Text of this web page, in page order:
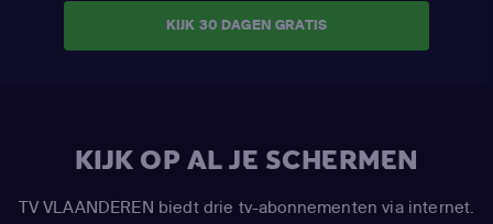
KIJK 30 DAGEN GRATIS
KIJK OP AL JE SCHERMEN
TV VLAANDEREN biedt drie tv-abonnementen via internet.